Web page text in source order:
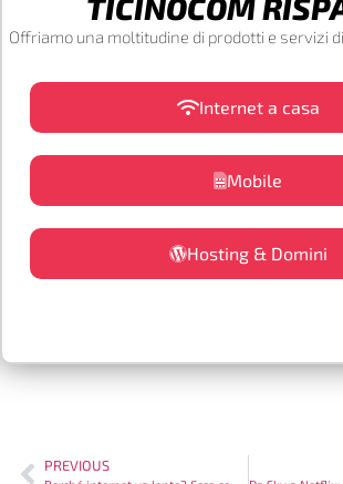
TICINOCOM
Offriamo una moltitudine di prodotti e servizi
Internet a casa
Mobile
Hosting & Domini
PREVIOUS